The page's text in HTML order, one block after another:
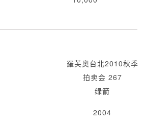
羅芙奧台北2010秋季
拍卖会 267
绿箭
2004